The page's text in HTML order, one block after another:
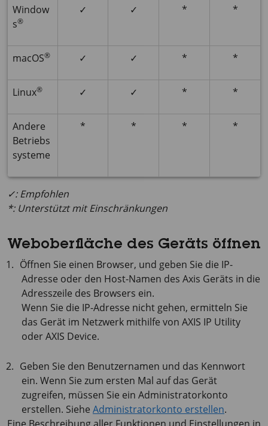
Window
s®
✓ ✓ * *
macOS® ✓ ✓ * *
Linux® ✓ ✓ * *
Andere
Betriebs
systeme
* * * *
✓: Empfohlen
*: Unterstützt mit Einschränkungen
Weboberfläche des Geräts öffnen
Öffnen Sie einen Browser, und geben Sie die IP-
Adresse oder den Host-Namen des Axis Geräts in die
Adresszeile des Browsers ein.
Wenn Sie die IP-Adresse nicht gehen, ermitteln Sie
das Gerät im Netzwerk mithilfe von AXIS IP Utility
oderAXIS Device.
Geben Sie den Benutzernamen und das Kennwort
ein. Wenn Sie zum ersten Mal auf das Gerät
zugreifen, müssen Sie ein Administratorkonto
erstellen. Siehe Administratorkonto erstellen.